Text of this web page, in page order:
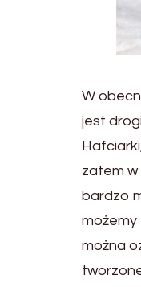
W
jest
zatem w
bardzo
możemy
można